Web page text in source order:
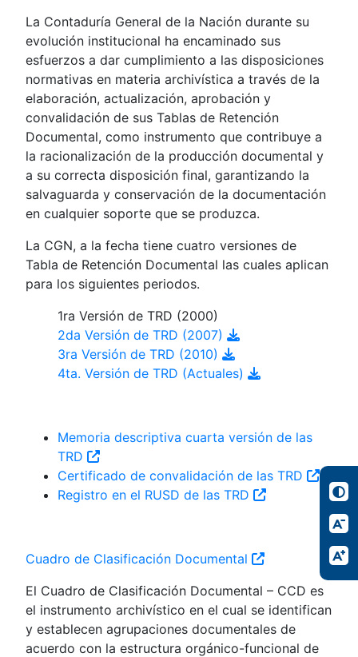
La Contaduría General de la Nación durante su
evolución institucional ha encaminado sus
esfuerzos a dar cumplimiento a las disposiciones
normativas en materia archivística a través de la
elaboración, actualización, aprobación y
convalidación de sus Tablas de Retención
Documental, como instrumento que contribuye a
la racionalización de la producción documental y
a su correcta disposición final, garantizando la
salvaguarda y conservación de la documentación
en cualquier soporte que se produzca.
La CGN, a la fecha tiene cuatro versiones de
Tabla de Retención Documental las cuales aplican
para los siguientes periodos.
1ra Versión de TRD (2000)
2da Versión de TRD (2007)
3ra Versión de TRD (2010)
4ta. Versión de TRD (Actuales)
Memoria descriptiva cuarta versión de las
TRD
Certificado de convalidación de las TRD
Registro en el RUSD de las TRD
Cuadro de Clasificación Documental
El Cuadro de Clasificación Documental – CCD es
el instrumento archivístico en el cual se identifican
y establecen agrupaciones documentales de
acuerdo con la estructura orgánico-funcional de